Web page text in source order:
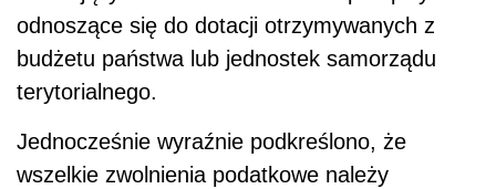
odnoszące się do dotacji otrzymywanych z
budżetu państwa lub jednostek samorządu
terytorialnego.
Jednocześnie wyraźnie podkreślono, że
wszelkie zwolnienia podatkowe należy